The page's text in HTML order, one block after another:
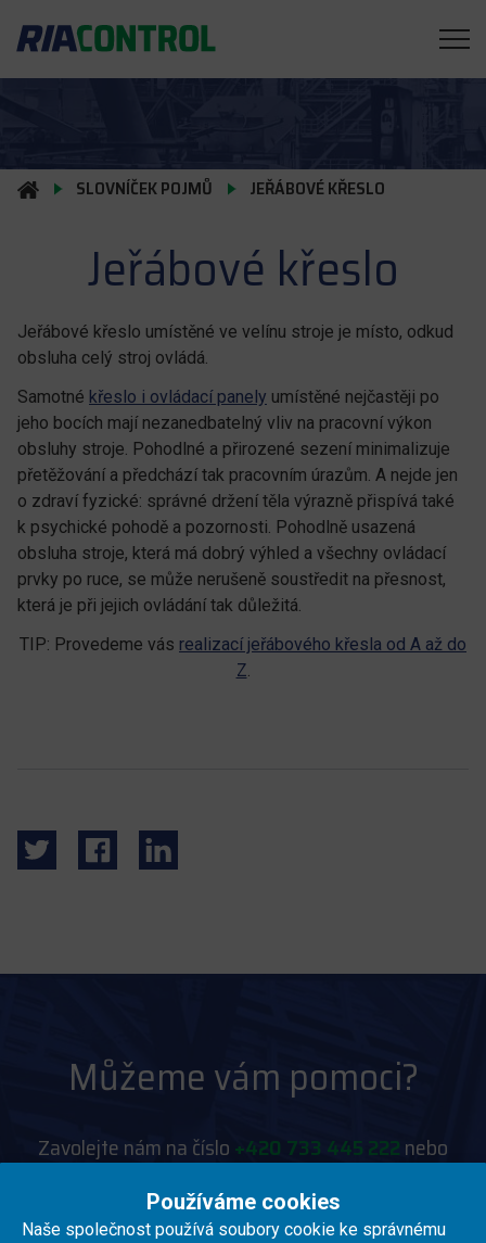
Používáme cookies
Naše společnost používá soubory cookie ke správnému
SLOVNÍČEK POJMŮ JEŘÁBOVÉ KŘESLO
Jeřábové křeslo
Jeřábové křeslo umístěné ve velínu stroje je místo, odkud
obsluha celý stroj ovládá.
Samotné křeslo i ovládací panely umístěné nejčastěji po
jeho bocích mají nezanedbatelný vliv na pracovní výkon
obsluhy stroje. Pohodlné a přirozené sezení minimalizuje
přetěžování a předchází tak pracovním úrazům. A nejde jen
o zdraví fyzické: správné držení těla výrazně přispívá také
k psychické pohodě a pozornosti. Pohodlně usazená
obsluha stroje, která má dobrý výhled a všechny ovládací
prvky po ruce, se může nerušeně soustředit na přesnost,
která je při jejich ovládání tak důležitá.
TIP: Provedeme vás realizací jeřábového křesla od A až do
Z.
Můžeme vám pomoci?
Zavolejte nám na číslo+420 733 445 222nebo
nám napište nainfo@riacontrol.cz